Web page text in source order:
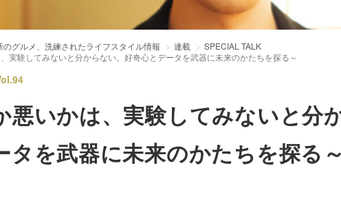
グルメ、洗練されたライフスタイル情報 連載
SPECIAL TALK
実験してみないと分からない。好奇心とデータを武器に未来のかたちを探る～
悪いかは、実験してみないと分
タを武器に未来のかたちを探る～